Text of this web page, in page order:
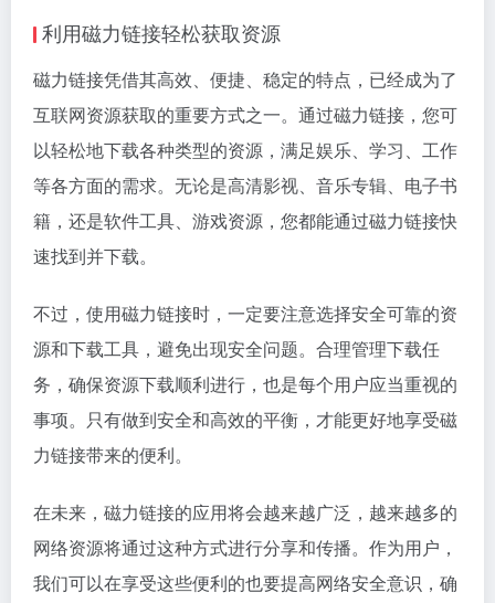
利用磁力链接轻松获取资源
磁力链接凭借其高效、便捷、稳定的特点，已经成为了
互联网资源获取的重要方式之一。通过磁力链接，您可
以轻松地下载各种类型的资源，满足娱乐、学习、工作
等各方面的需求。无论是高清影视、音乐专辑、电子书
籍，还是软件工具、游戏资源，您都能通过磁力链接快
速找到并下载。
不过，使用磁力链接时，一定要注意选择安全可靠的资
源和下载工具，避免出现安全问题。合理管理下载任
务，确保资源下载顺利进行，也是每个用户应当重视的
事项。只有做到安全和高效的平衡，才能更好地享受磁
力链接带来的便利。
在未来，磁力链接的应用将会越来越广泛，越来越多的
网络资源将通过这种方式进行分享和传播。作为用户，
我们可以在享受这些便利的也要提高网络安全意识，确